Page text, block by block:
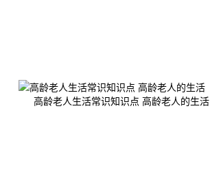
高龄老人生活常识知识点 高龄老人的生活